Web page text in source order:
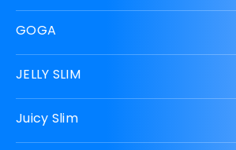
GOGA
JELLY SLIM
Juicy Slim